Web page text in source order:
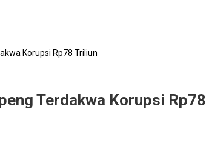
Korupsi Rp78 Triliun
Terdakwa Korupsi Rp78